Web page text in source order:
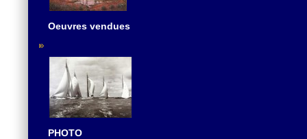
Oeuvres vendues
PHOTO